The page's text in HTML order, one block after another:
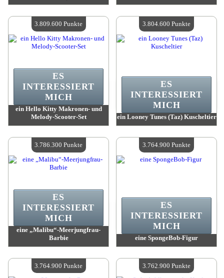
Verfügbare Menge:4
Verfügbare Menge:4
ein Hello Kitty Makronen- und
Melody-Scooter-Set
Verfügbare Menge:4
ES
INTERESSIERT
MICH
3.809.600 Punkte
ein Looney Tunes (Taz) Kuscheltier
Verfügbare Menge:4
ES
INTERESSIERT
MICH
3.804.600 Punkte
eine „Malibu“-Meerjungfrau-
Barbie
Verfügbare Menge:4
ES
INTERESSIERT
MICH
3.786.300 Punkte
eine SpongeBob-Figur
Verfügbare Menge:4
ES
INTERESSIERT
MICH
3.764.900 Punkte
3.764.900 Punkte 3.762.900 Punkte